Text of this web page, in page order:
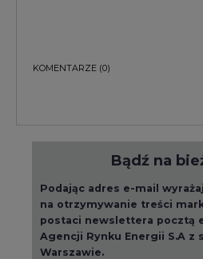
KOMENTARZE (0)
Bądź na
Podając adres e-mail
na otrzymywanie treści
postaci newslettera pocztą
Agencji Rynku Energii S.A z
Warszawie.